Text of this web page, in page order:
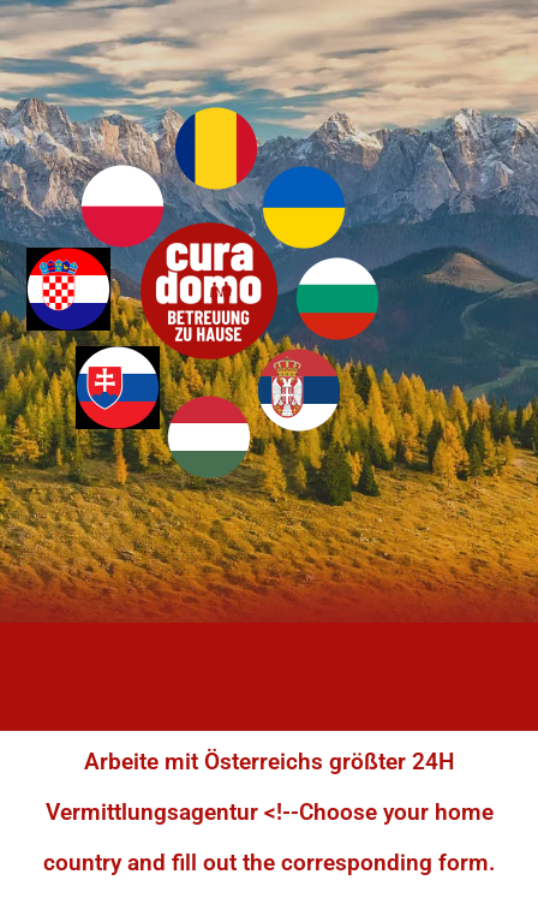
Arbeite mit Österreichs größter 24H
Vermittlungsagentur <!--Choose your home
country and fill out the corresponding form.